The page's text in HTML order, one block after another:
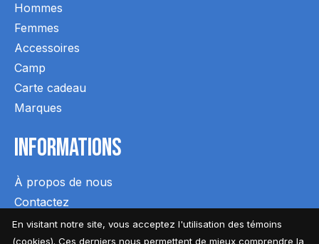
Hommes
Femmes
Accessoires
Camp
Carte cadeau
Marques
Informations
À propos de nous
Contactez
Expédition et retours
En visitant notre site, vous acceptez l'utilisation des témoins
(cookies). Ces derniers nous permettent de mieux comprendre la